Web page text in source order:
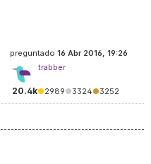
preguntado 16 Abr 2016, 19:26
trabber
20.4k●2989●3324●3252